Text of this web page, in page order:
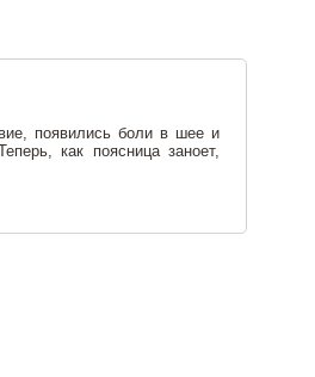
появились боли в шее и
как поясница заноет,